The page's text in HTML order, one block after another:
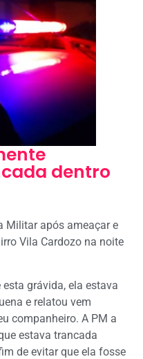
dentro
Militar após ameaçar e
Vila Cardozo na noite
grávida, ela estava
e relatou vem
companheiro. A PM a
estava trancada
de evitar que ela fosse